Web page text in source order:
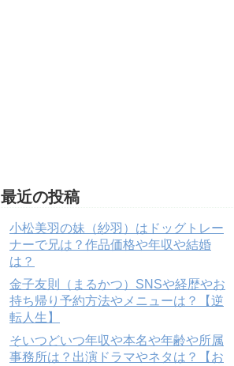
最近の投稿
小松美羽の妹（紗羽）はドッグトレー
ナーで兄は？作品価格や年収や結婚
は？
金子友則（まるかつ）SNSや経歴やお
持ち帰り予約方法やメニューは？【逆
転人生】
そいつどいつ年収や本名や年齢や所属
事務所は？出演ドラマやネタは？【お